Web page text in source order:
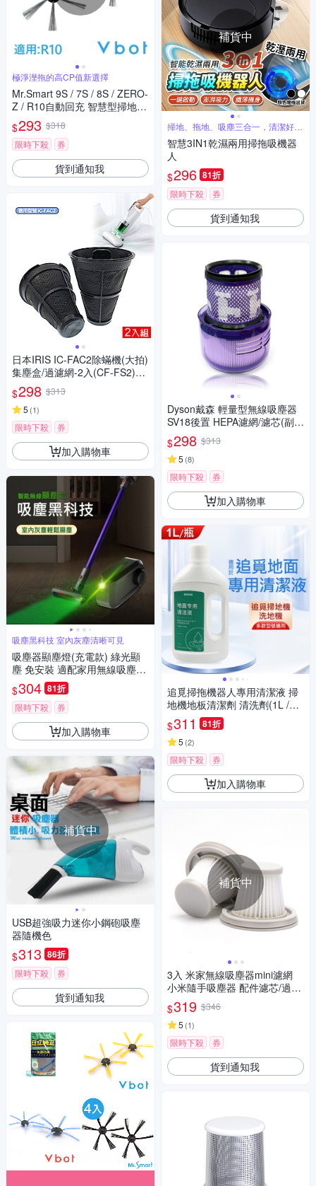
極淨溼拖的高CP值新選擇
Mr.Smart 9S / 7S / 8S / ZERO-
Z / R10自動回充 智慧型掃地機
器人專用 刷頭(4入)
$293 $318
限時下殺
券
貨到通知我
日本IRIS IC-FAC2除蟎機(大拍)
集塵盒/過濾網-2入(CF-FS2)副
廠
$298 $313
5 (1)
限時下殺 券
加入購物車
吸塵黑科技 室內灰塵清晰可見
吸塵器顯塵燈(充電款) 綠光顯
塵 免安裝 適配家用無線吸塵器/
洗地機 戴森/小米
$304 81折
限時下殺 券
加入購物車
補貨中
USB超強吸力迷你小鋼砲吸塵
器隨機色
$313 86折
限時下殺 券
貨到通知我
補貨中
掃地、拖地、吸塵三合一，清潔好幫
手
智慧3IN1乾濕兩用掃拖吸機器
人
$296 81折
限時下殺 券
貨到通知我
Dyson戴森 輕量型無線吸塵器
SV18後置 HEPA濾網/濾芯(副
廠) 適用Digital Slim Fluffy Extr
a
$298 $313
5 (8)
限時下殺 券
加入購物車
追覓掃拖機器人專用清潔液 掃
地機地板清潔劑 清洗劑(1L /副
廠)
$311 81折
5 (2)
限時下殺 券
加入購物車
補貨中
3入 米家無線吸塵器mini濾網
小米隨手吸塵器 配件濾芯/過濾
網 可水洗HEPA (副廠)
$319 $346
5 (1)
限時下殺 券
貨到通知我